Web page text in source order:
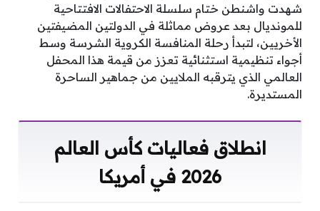
شهدت واشنطن ختام سلسلة الاحتفالات الافتتاحية
للمونديال بعد عروض مماثلة في الدولتين المضيفتين
الأخريين، لتبدأ رحلة المنافسة الكروية الشرسة وسط
أجواء تنظيمية استثنائية تعزز من قيمة هذا المحفل
العالمي الذي يترقبه الملايين من جماهير الساحرة
المستديرة.
انطلاق فعاليات كأس العالم
2026 في أمريكا